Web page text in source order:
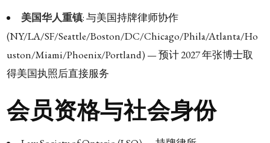
美国华人重镇: 与美国持牌律师协作
(NY/LA/SF/Seattle/Boston/DC/Chicago/Phila/Atlanta/Ho
uston/Miami/Phoenix/Portland) — 预计 2027 年张博士取
得美国执照后直接服务
会员资格与社会身份